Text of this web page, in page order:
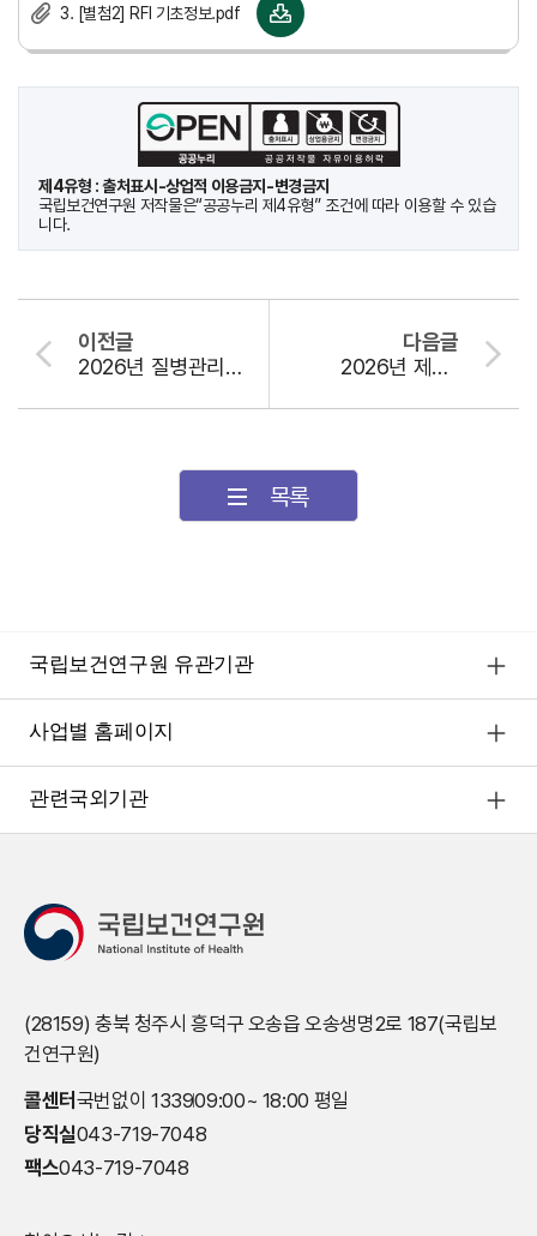
3. [별첨2] RFI 기초정보.pdf
제4유형 : 출처표시-상업적 이용금지-변경금지
국립보건연구원 저작물은“공공누리 제4유형” 조건에 따라 이용할 수 있습
니다.
이전글
2026년 질병관리청 국립보건연구원 제2기 기간제근로자(연구원) 제2차 채용 서류전형 합격자 발표
다음글
2026년 제2기 질병관리청 국립보건연구원 공무직(연구원) 채용 추가합격자 발표
목록
국립보건연구원 유관기관
사업별 홈페이지
관련국외기관
(28159) 충북 청주시 흥덕구 오송읍 오송생명2로 187(국립보
건연구원)
콜센터 국번없이 133909:00~ 18:00 평일
당직실043-719-7048
팩스043-719-7048